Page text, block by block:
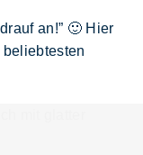
an!” 🙂 Hier